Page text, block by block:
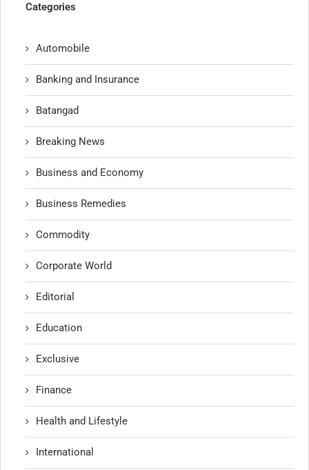
Categories
Automobile
Banking and Insurance
Batangad
Breaking News
Business and Economy
Business Remedies
Commodity
Corporate World
Editorial
Education
Exclusive
Finance
Health and Lifestyle
International